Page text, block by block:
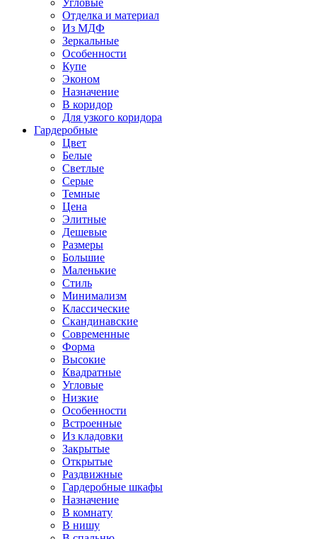
Угловые
Отделка и материал
Из МДФ
Зеркальные
Особенности
Купе
Эконом
Назначение
В коридор
Для узкого коридора
Гардеробные
Цвет
Белые
Светлые
Серые
Темные
Цена
Элитные
Дешевые
Размеры
Большие
Маленькие
Стиль
Минимализм
Классические
Скандинавские
Современные
Форма
Высокие
Квадратные
Угловые
Низкие
Особенности
Встроенные
Из кладовки
Закрытые
Открытые
Раздвижные
Гардеробные шкафы
Назначение
В комнату
В нишу